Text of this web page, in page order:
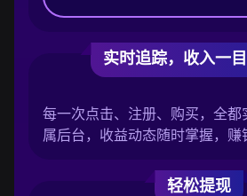
实时追踪，收入一目
每一次点击、注册、购买，全都
属后台，收益动态随时掌握，赚
轻松提现